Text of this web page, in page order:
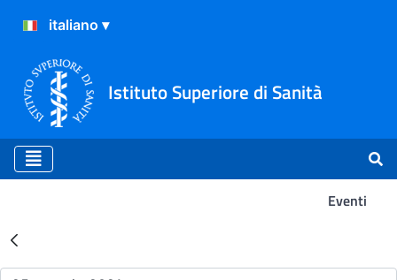
Istituto Superiore di Sanità
Eventi
Risultati della Ricerca -